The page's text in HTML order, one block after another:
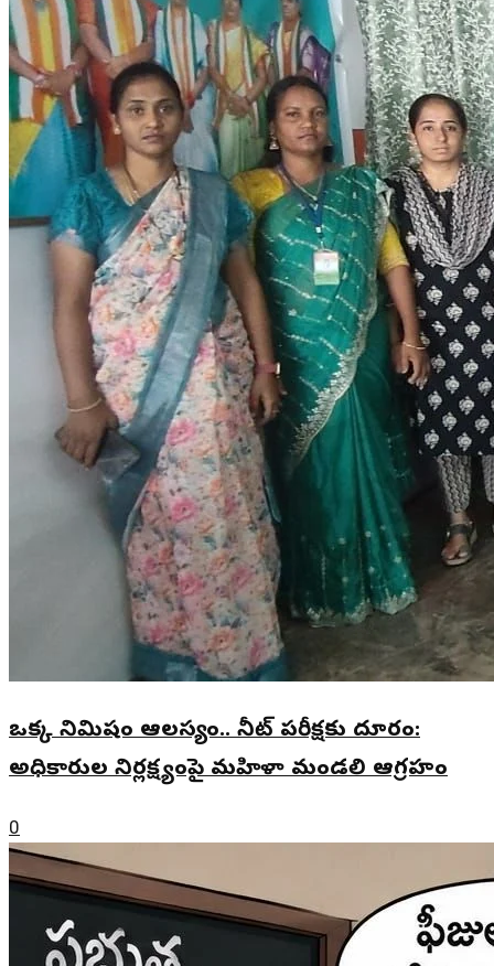
ఒక్క నిమిషం ఆలస్యం.. నీట్ పరీక్షకు దూరం:
అధికారుల నిర్లక్ష్యంపై మహిళా మండలి ఆగ్రహం
0